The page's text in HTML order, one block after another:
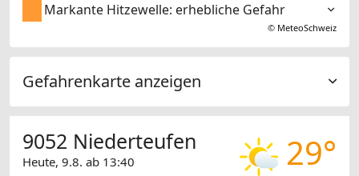
Markante Hitzewelle: erhebliche Gefahr
© MeteoSchweiz
Gefahrenkarte anzeigen
29°
9052 Niederteufen
Heute, 9.8. ab 13:40